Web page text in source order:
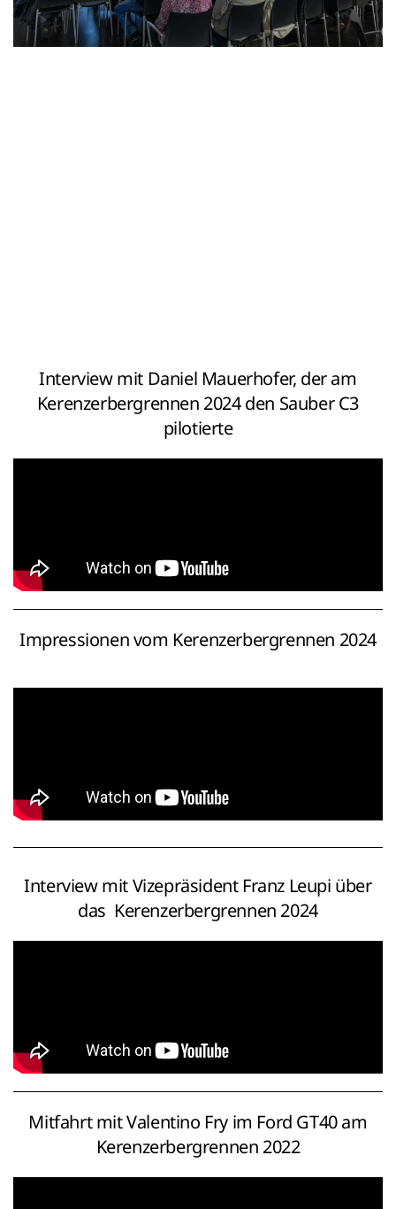
>>>>>>>>
Interview mit Daniel Mauerhofer, der am
Kerenzerbergrennen 2024 den Sauber C3
pilotierte
Impressionen vom Kerenzerbergrennen 2024
Interview mit Vizepräsident Franz Leupi über
das Kerenzerbergrennen 2024
Mitfahrt mit Valentino Fry im Ford GT40 am
Kerenzerbergrennen 2022